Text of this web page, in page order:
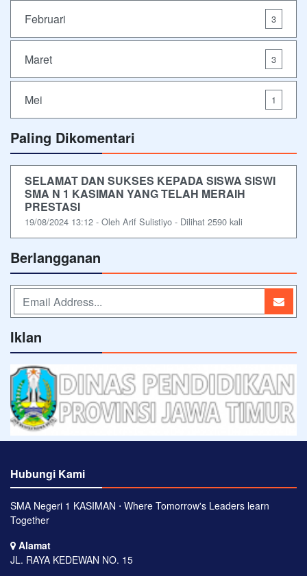
Februari 3
Maret 3
Mei 1
Paling Dikomentari
SELAMAT DAN SUKSES KEPADA SISWA SISWI
SMA N 1 KASIMAN YANG TELAH MERAIH
PRESTASI
19/08/2024 13:12 - Oleh Arif Sulistiyo - Dilihat 2590 kali
Berlangganan
Iklan
Hubungi Kami
SMA Negeri 1 KASIMAN ⋅ Where Tomorrow's Leaders learn
Together
Alamat
JL. RAYA KEDEWAN NO. 15